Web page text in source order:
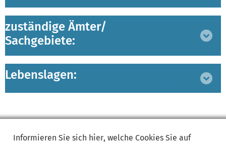
zuständige Ämter/
Sachgebiete:
Lebenslagen:
Informieren Sie sich hier, welche Cookies Sie auf